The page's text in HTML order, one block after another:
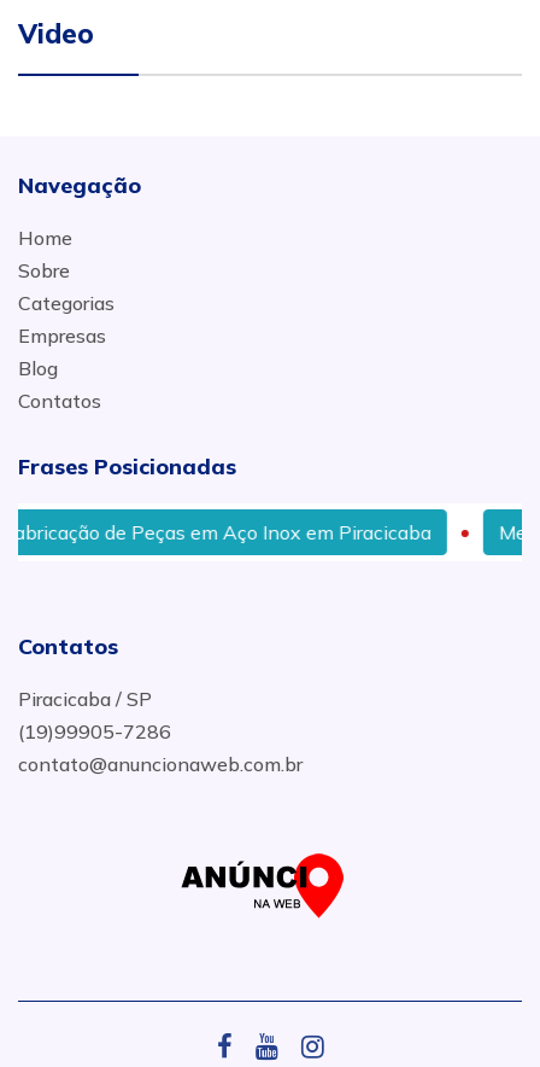
Video
Navegação
Home
Sobre
Categorias
Empresas
Blog
Contatos
Frases Posicionadas
de Peças em Aço Inox em Piracicaba
Contatos
Piracicaba / SP
(19)99905-7286
contato@anuncionaweb.com.br